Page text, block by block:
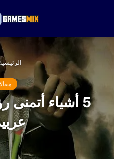
الرئيسية
5 أشياء أتمنى